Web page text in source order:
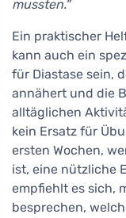
mussten."
Ein praktischer
kann auch ein
für Diastase sein,
annähert und die
alltäglichen
kein Ersatz für
ersten Wochen,
ist, eine nützliche
empfiehlt es sich,
besprechen,